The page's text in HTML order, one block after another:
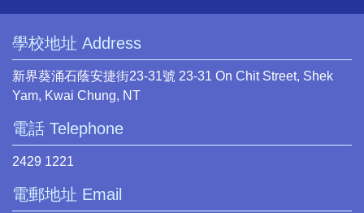
學校地址 Address
新界葵涌石蔭安捷街23-31號 23-31 On Chit Street, Shek
Yam, Kwai Chung, NT
電話 Telephone
2429 1221
電郵地址 Email